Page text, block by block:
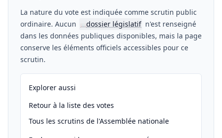
La nature du vote est indiquée comme scrutin public
ordinaire. Aucun
📖dossier législatif n'est renseigné
dans les données publiques disponibles, mais la page
conserve les éléments officiels accessibles pour ce
scrutin.
Explorer aussi
Retour à la liste des votes
Tous les scrutins de l'Assemblée nationale